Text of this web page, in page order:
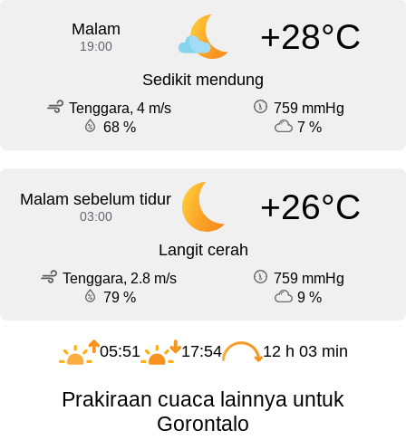
Malam
19:00 +28°C
Sedikit mendung
Tenggara, 4 m/s
759 mmHg
68 %
7 %
Malam sebelum tidur
03:00 +26°C
Langit cerah
Tenggara, 2.8 m/s
759 mmHg
79 %
9 %
05:51 17:54 12 h 03 min
Prakiraan cuaca lainnya untuk
Gorontalo